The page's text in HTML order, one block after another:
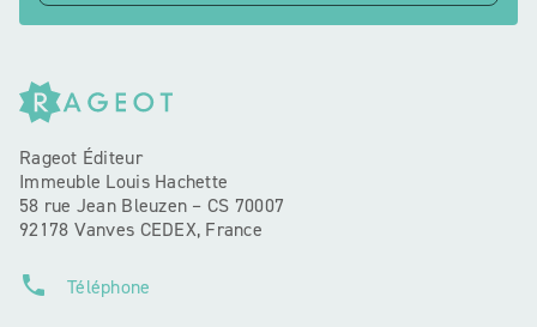
Rageot Éditeur
Immeuble Louis Hachette
58 rue Jean Bleuzen – CS 70007
92178 Vanves CEDEX, France
phone Téléphone